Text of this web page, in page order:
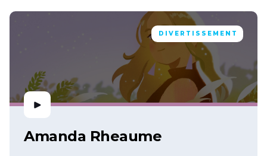
DIVERTISSEMENT
Amanda Rheaume